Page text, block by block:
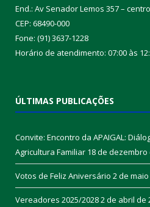
End.: Av Senador Lemos 357 – centro
CEP: 68490-000
Fone: (91) 3637-1228
Horário de atendimento: 07:00 às
ÚLTIMAS PUBLICAÇÕES
Convite: Encontro da APAIGAL:
Agricultura Familiar 18 de dezembro
Votos de Feliz Aniversário 2 de
Vereadores 2025/20282 de abril de